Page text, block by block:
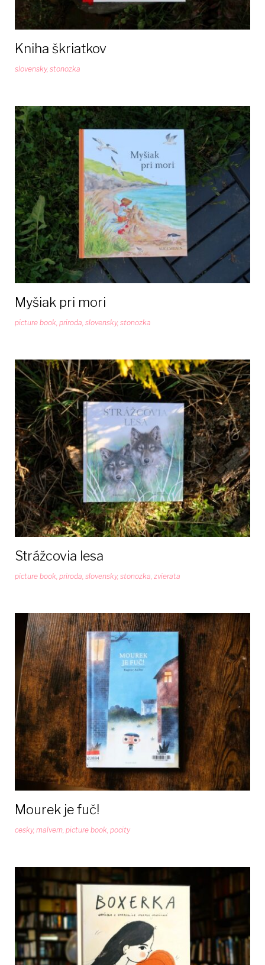
Kniha škriatkov
slovensky, stonozka
Myšiak pri mori
picture book priroda slovensky, stonozka
Strážcovia lesa
picture book priroda slovensky, stonozka zvierata
Mourek je fuč!
cesky, malvern picture book pocity